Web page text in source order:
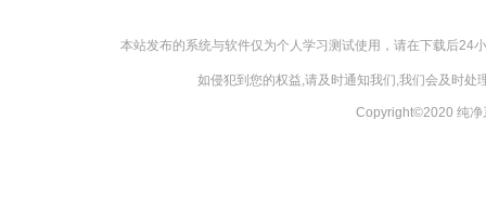
本站发布的系统与软件仅为个人学习测试使用，请在下载后24
如侵犯到您的权益,请及时通知我们,我们会及时
Copyright©2020 纯净